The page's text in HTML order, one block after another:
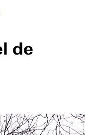
de